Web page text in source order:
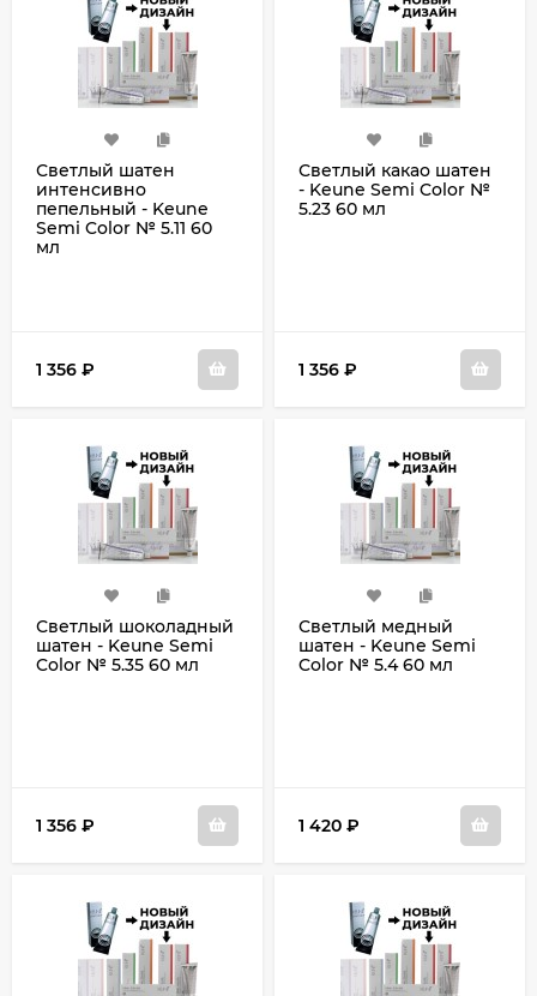
Светлый шатен
интенсивно
пепельный - Keune
Semi Color № 5.11 60
мл
1 356 ₽
Светлый какао шатен
- Keune Semi Color №
5.23 60 мл
1 356 ₽
Светлый шоколадный
шатен - Keune Semi
Color № 5.35 60 мл
1 356 ₽
Светлый медный
шатен - Keune Semi
Color № 5.4 60 мл
1 420 ₽